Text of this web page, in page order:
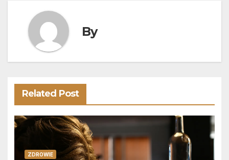
By
Related Post
ZDROWIE